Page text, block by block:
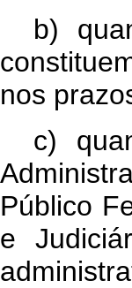
b)
nos
c)
Público
e